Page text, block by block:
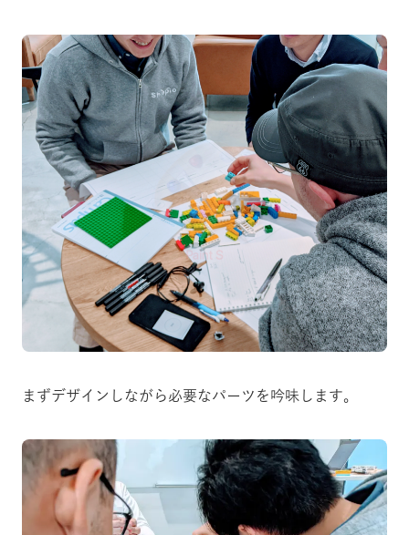
まずデザインしながら必要なパーツを吟味します。